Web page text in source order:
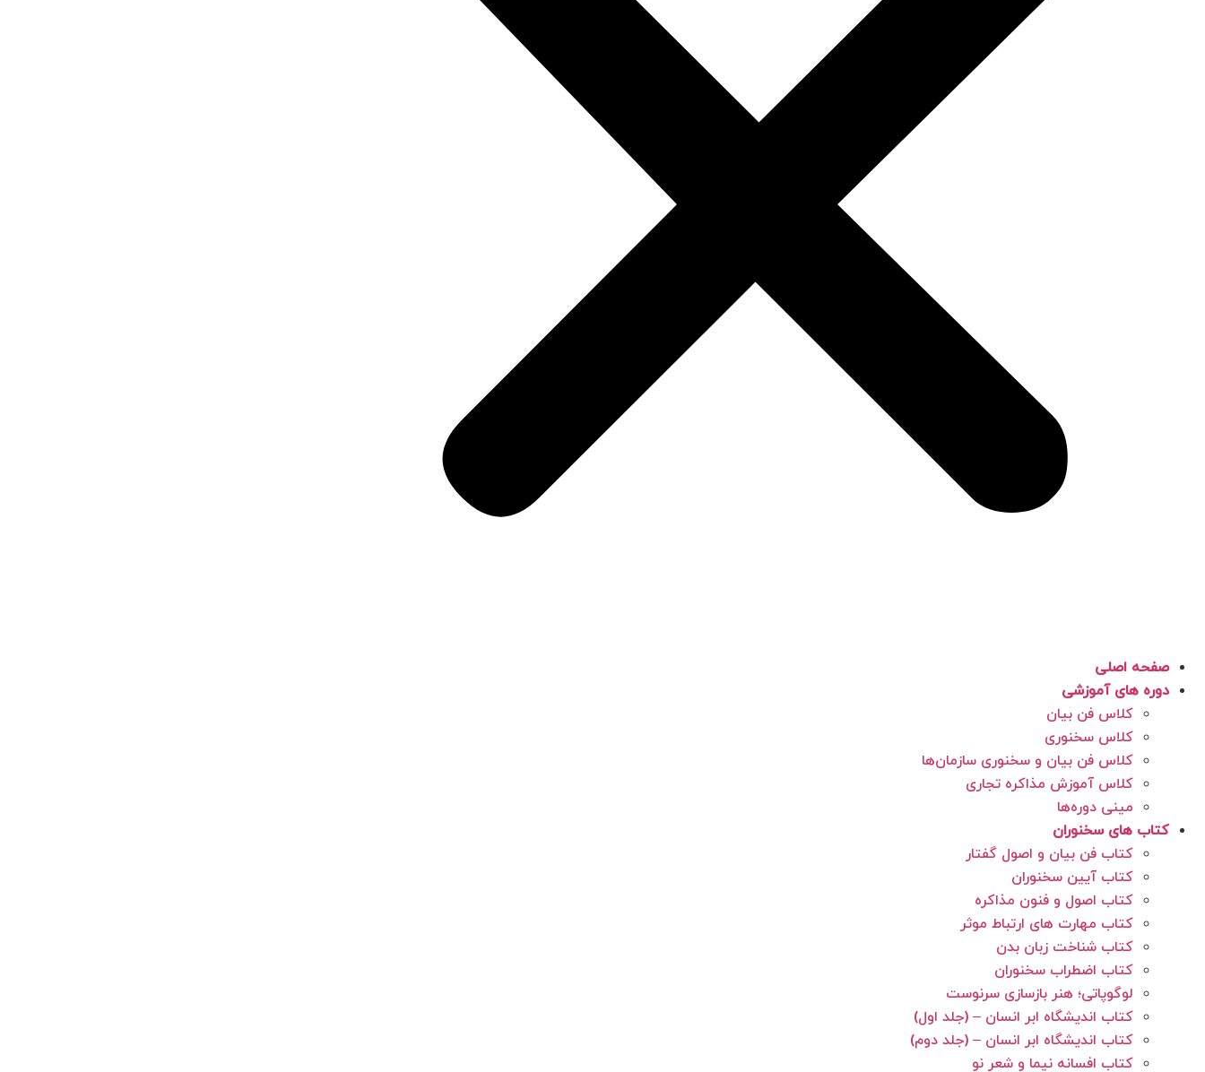
صفحه اصلی
دوره های آموزشی
کلاس فن بیان
کلاس سخنوری
کلاس فن بیان و سخنوری سازمان‌ها
کلاس آموزش مذاکره تجاری
مینی دوره‌ها
کتاب های سخنوران
کتاب فن بیان و اصول گفتار
کتاب آیین سخنوران
کتاب اصول و فنون مذاکره
کتاب مهارت های ارتباط موثر
کتاب شناخت زبان بدن
کتاب اضطراب سخنوران
لوگوپاتی؛ هنر بازسازی سرنوست
کتاب اندیشگاه ابر انسان – (جلد اول)
کتاب اندیشگاه ابر انسان – (جلد دوم)
کتاب افسانه نیما و شعر نو